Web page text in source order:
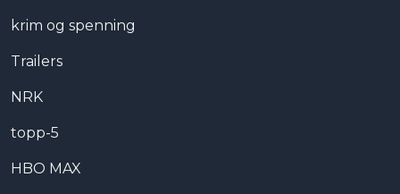
krim og spenning
Trailers
NRK
topp-5
HBO MAX